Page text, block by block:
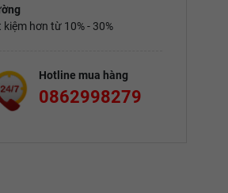
kiệm hơn từ 10% - 30%
Hotline mua hàng
0862998279